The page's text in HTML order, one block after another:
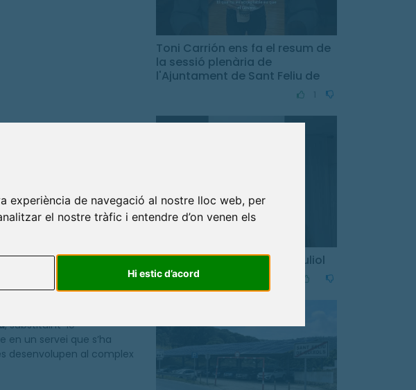
experiència de navegació al nostre lloc web, per
el nostre tràfic i entendre d’on venen els
Hi estic d’acord
de concessió.
correcció i optimització
que segons els
entre 200.000 i
hauria d’estar
realment
dels usuaris.
, substituint-lo
un servei que s’ha
desenvolupen al complex
Toni Carrión ens fa el resum de
la sessió plenària de
l'Ajuntament de Sant Feliu de
Resum del Ple ordinari de juliol